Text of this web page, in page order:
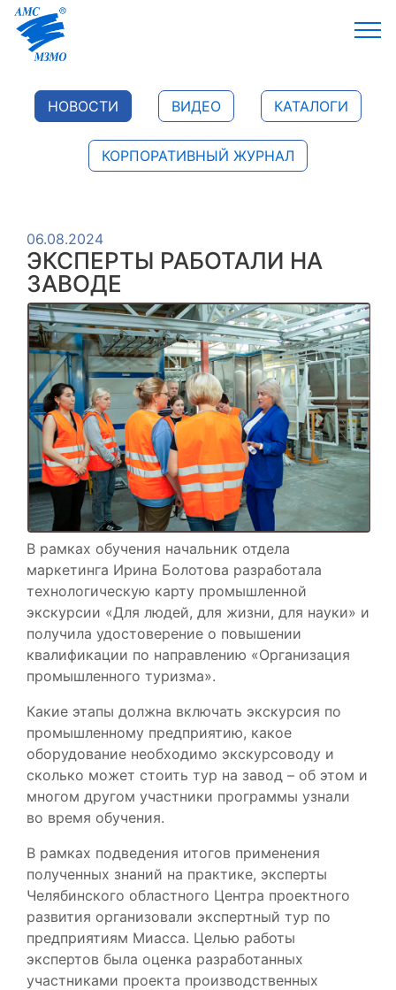
НОВОСТИ ВИДЕО КАТАЛОГИ
КОРПОРАТИВНЫЙ ЖУРНАЛ
06.08.2024
ЭКСПЕРТЫ РАБОТАЛИ НА
ЗАВОДЕ
В рамках обучения начальник отдела
маркетинга Ирина Болотова разработала
технологическую карту промышленной
экскурсии «Для людей, для жизни, для науки» и
получила удостоверение о повышении
квалификации по направлению «Организация
промышленного туризма».
Какие этапы должна включать экскурсия по
промышленному предприятию, какое
оборудование необходимо экскурсоводу и
сколько может стоить тур на завод – об этом и
многом другом участники программы узнали
во время обучения.
В рамках подведения итогов применения
полученных знаний на практике, эксперты
Челябинского областного Центра проектного
развития организовали экспертный тур по
предприятиям Миасса. Целью работы
экспертов была оценка разработанных
участниками проекта производственных